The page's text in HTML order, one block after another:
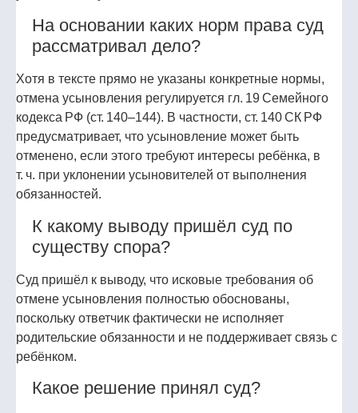
На основании каких норм права суд
рассматривал дело?
Хотя в тексте прямо не указаны конкретные нормы,
отмена усыновления регулируется гл. 19 Семейного
кодекса РФ (ст. 140–144). В частности, ст. 140 СК РФ
предусматривает, что усыновление может быть
отменено, если этого требуют интересы ребёнка, в
т. ч. при уклонении усыновителей от выполнения
обязанностей.
К какому выводу пришёл суд по
существу спора?
Суд пришёл к выводу, что исковые требования об
отмене усыновления полностью обоснованы,
поскольку ответчик фактически не исполняет
родительские обязанности и не поддерживает связь с
ребёнком.
Какое решение принял суд?